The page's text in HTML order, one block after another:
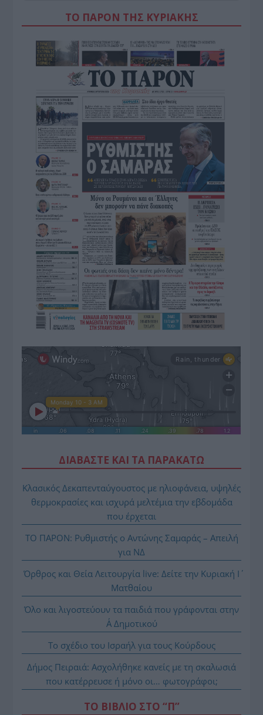
ΤΟ ΠΑΡΟΝ ΤΗΣ ΚΥΡΙΑΚΗΣ
ΔΙΑΒΑΣΤΕ ΚΑΙ ΤΑ ΠΑΡΑΚΑΤΩ
Κλασικός Δεκαπενταύγουστος με ηλιοφάνεια, υψηλές
θερμοκρασίες και ισχυρά μελτέμια την εβδομάδα
που έρχεται
ΤΟ ΠΑΡΟΝ: Ρυθμιστής ο Αντώνης Σαμαράς – Απειλή
για ΝΔ
Όρθρος και Θεία Λειτουργία live: Δείτε την Κυριακή Ι΄
Ματθαίου
Όλο και λιγοστεύουν τα παιδιά που γράφονται στην
Α΄ Δημοτικού
Το σχέδιο του Ισραήλ για τους Κούρδους
Δήμος Πειραιά: Ασχολήθηκε κανείς με τη σκαλωσιά
που κατέρρευσε ή μόνο οι… φωτογράφοι;
ΤΟ ΒΙΒΛΙΟ ΣΤΟ “Π”